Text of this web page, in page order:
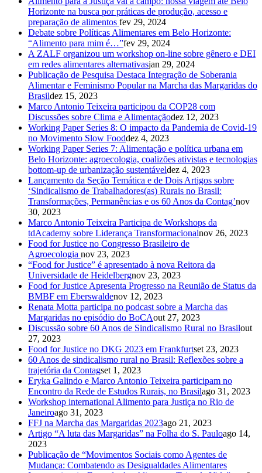
Horizonte na busca por práticas de produção, acesso e
preparação de alimentos fev 29, 2024
Debate sobre Políticas Alimentares em Belo Horizonte:
“Alimento para mim é…”fev 29, 2024
A ZALF organizou um workshop on-line sobre gênero e DEI
em redes alimentares alternativasjan 29, 2024
Publicação de Pesquisa Destaca Integração de Soberania
Alimentar e Feminismo Popular na Marcha das Margaridas do
Brasildez 15, 2023
Marco Antonio Teixeira participou da COP28 com
Discussões sobre Clima e Alimentaçãodez 12, 2023
Working Paper Series 8: O impacto da Pandemia de Covid-19
no Movimento Slow Fooddez 4, 2023
Working Paper Series 7: Alimentação e política urbana em
Belo Horizonte: agroecologia, coalizões ativistas e tecnologias
bottom-up de urbanização sustentáveldez 4, 2023
Lançamento da Seção Temática e de Dois Artigos sobre
‘Sindicalismo de Trabalhadores(as) Rurais no Brasil:
Transformações, Permanências e os 60 Anos da Contag’nov
30, 2023
Marco Antonio Teixeira Participa de Workshops da
tdAcademy sobre Liderança Transformacionalnov 26, 2023
Food for Justice no Congresso Brasileiro de
Agroecologia nov 23, 2023
“Food for Justice” é apresentado à nova Reitora da
Universidade de Heidelbergnov 23, 2023
Food for Justice Apresenta Progresso na Reunião de Status da
BMBF em Eberswaldenov 12, 2023
Renata Motta participa no podcast sobre a Marcha das
Margaridas no episódio do BoCAout 27, 2023
Discussão sobre 60 Anos de Sindicalismo Rural no Brasilout
27, 2023
Food for Justice no DKG 2023 em Frankfurtset 23, 2023
60 Anos de sindicalismo rural no Brasil: Reflexões sobre a
trajetória da Contagset 1, 2023
Eryka Galindo e Marco Antonio Teixeira participam no
Encontro da Rede de Estudos Rurais, no Brasilago 31, 2023
Workshop international Alimento para Justiça no Rio de
Janeiroago 31, 2023
FFJ na Marcha das Margaridas 2023ago 21, 2023
Artigo “A luta das Margaridas” na Folha do S. Pauloago 14,
2023
Publicação de “Movimentos Sociais como Agentes de
Mudança: Combatendo as Desigualdades Alimentares